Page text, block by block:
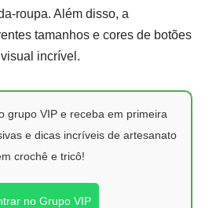
roupa. Além disso, a
tamanhos e cores de botões
incrível.
grupo VIP e receba em primeira
e dicas incríveis de artesanato
crochê e tricô!
no Grupo VIP